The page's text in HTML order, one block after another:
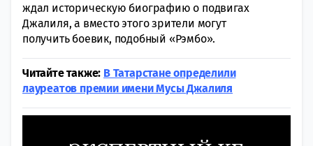
ждал историческую биографию о подвигах
Джалиля, а вместо этого зрители могут
получить боевик, подобный «Рэмбо».
Читайте также: В Татарстане определили
лауреатов премии имени Мусы Джалиля